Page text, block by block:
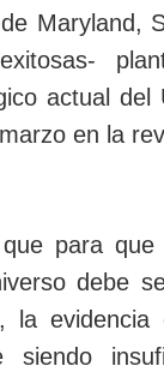
Maryland,
actual
en la
para
debe
la
siendo